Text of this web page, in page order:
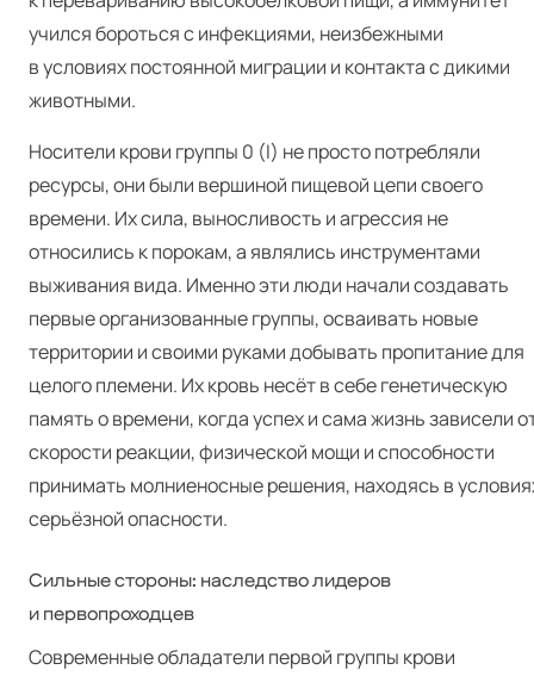
учился бороться с инфекциями, неизбежными
в условиях постоянной миграции и контакта с дикими
животными.
Носители крови группы 0 (I) не просто потребляли
ресурсы, они были вершиной пищевой цепи своего
времени. Их сила, выносливость и агрессия не
относились к порокам, а являлись инструментами
выживания вида. Именно эти люди начали создавать
первые организованные группы, осваивать новые
территории и своими руками добывать пропитание для
целого племени. Их кровь несёт в себе генетическую
память о времени, когда успех и сама жизнь зависели
скорости реакции, физической мощи и способности
принимать молниеносные решения, находясь в
серьёзной опасности.
Сильные стороны: наследство лидеров
и первопроходцев
Современные обладатели первой группы крови